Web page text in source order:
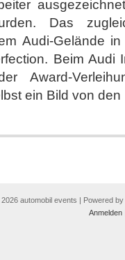
Das
Audi-Gelände
Beim Audi
Award-
ein Bild von
automobil events | Powered by
Anmelden|